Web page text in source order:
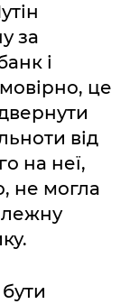
за
і
це
від
на неї,
не могла